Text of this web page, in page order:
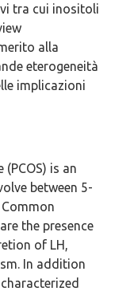
tra cui inositoli
alla
eterogeneità
implicazioni
is an
between 5-
the presence
of LH,
In addition